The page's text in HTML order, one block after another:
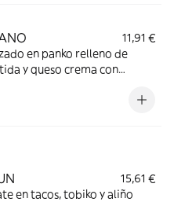
11,91 €
en panko relleno de
y queso crema con
15,61 €
en tacos, tobiko y aliño